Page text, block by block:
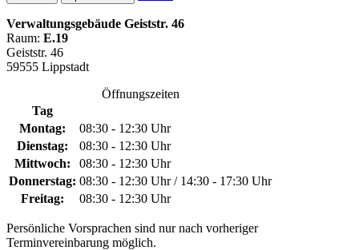
Verwaltungsgebäude Geiststr. 46
Raum: E.19
Geiststr. 46
59555 Lippstadt
Öffnungszeiten
Tag
Montag:
08:30 - 12:30 Uhr
Dienstag:
08:30 - 12:30 Uhr
Mittwoch:
08:30 - 12:30 Uhr
Donnerstag: 08:30 - 12:30 Uhr / 14:30 - 17:30 Uhr
Freitag:
08:30 - 12:30 Uhr
Persönliche Vorsprachen sind nur nach vorheriger
Terminvereinbarung möglich.